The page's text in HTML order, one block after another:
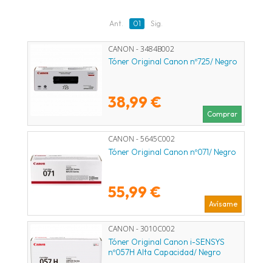
Ant. 01 Sig.
CANON - 3484B002
Tóner Original Canon nº725/ Negro
38,99 €
Comprar
CANON - 5645C002
Tóner Original Canon nº071/ Negro
55,99 €
Avísame
CANON - 3010C002
Tóner Original Canon i-SENSYS
nº057H Alta Capacidad/ Negro